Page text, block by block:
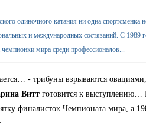
одиночного катания ни одна
и международных состязаний. С 1989
чемпионки мира среди профессионалов...
- трибуны взрываются
Витт готовится к выступлению…
финалисток Чемпионата мира, а